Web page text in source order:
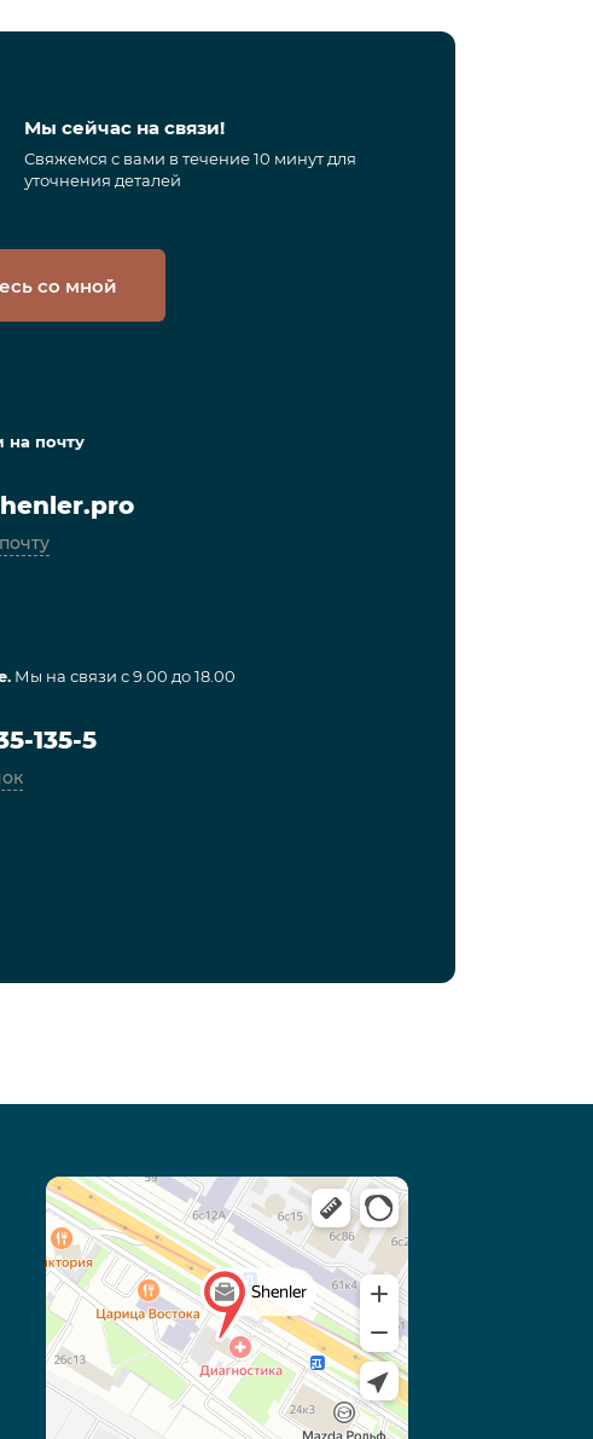
Мы сейчас на связи!
Свяжемся с вами в течение 10 минут для
уточнения деталей
со мной
на почту
Мы на связи с 9.00 до 18.00
135-5